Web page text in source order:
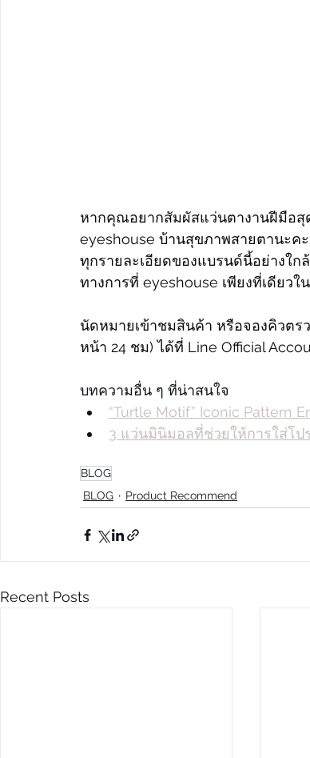
หากคุณอยากสัมผัสแว่นตางานฝีมือสุ
eyeshouse บ้านสุขภาพสายตานะค
ทุกรายละเอียดของแบรนด์นี้อย่างใ
ทางการที่ eyeshouse เพียงที่เดียวใ
นัดหมายเข้าชมสินค้า หรือจองคิวต
หน้า 24 ชม) ได้ที่ Line Official
บทความอื่น ๆ ที่น่าสนใจ
“Turtle Motif” Iconic Pattern
3 แว่นมินิมอลที่ช่วยให้การใส่โป
BLOG
BLOG
Product Recommend
Recent Posts